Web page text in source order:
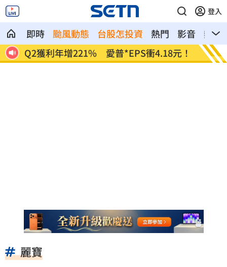
登入
即時 颱風動態 台股怎投資 熱門 影音
熱搜
！
宏福苑大火調查出爐！菸頭引燃施工雜物
定投
位！
麗寶